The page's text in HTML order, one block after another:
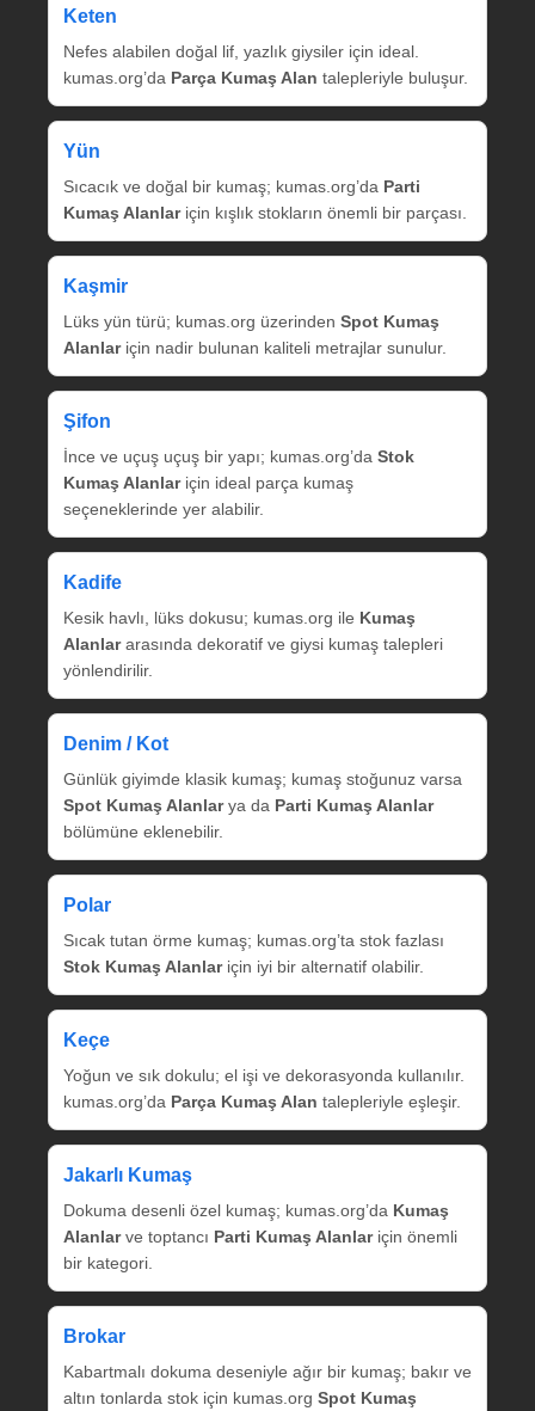
Keten
Nefes alabilen doğal lif, yazlık giysiler için ideal.
kumas.org’da Parça Kumaş Alan talepleriyle buluşur.
Yün
Sıcacık ve doğal bir kumaş; kumas.org’da Parti
Kumaş Alanlariçin kışlık stokların önemli bir parçası.
Kaşmir
Lüks yün türü; kumas.org üzerinden Spot Kumaş
Alanlariçin nadir bulunan kaliteli metrajlar sunulur.
Şifon
İnce ve uçuş uçuş bir yapı; kumas.org’da Stok
Kumaş Alanlariçin ideal parça kumaş
seçeneklerinde yer alabilir.
Kadife
Kesik havlı, lüks dokusu; kumas.org ile Kumaş
Alanlararasında dekoratif ve giysi kumaş talepleri
yönlendirilir.
Denim / Kot
Günlük giyimde klasik kumaş; kumaş stoğunuz varsa
Spot Kumaş Alanlarya da Parti Kumaş Alanlar
bölümüne eklenebilir.
Polar
Sıcak tutan örme kumaş; kumas.org’ta stok fazlası
Stok Kumaş Alanlariçin iyi bir alternatif olabilir.
Keçe
Yoğun ve sık dokulu; el işi ve dekorasyonda kullanılır.
kumas.org’da Parça Kumaş Alan talepleriyle eşleşir.
Jakarlı Kumaş
Dokuma desenli özel kumaş; kumas.org’da Kumaş
Alanlarve toptancı Parti Kumaş Alanlariçin önemli
bir kategori.
Brokar
Kabartmalı dokuma deseniyle ağır bir kumaş; bakır ve
altın tonlarda stok için kumas.org Spot Kumaş